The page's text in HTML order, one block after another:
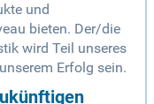
und
bieten. Der/die
wird Teil unseres
Erfolg sein.